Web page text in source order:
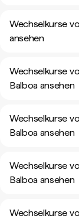
Wechselkurse
ansehen
Wechselkurse
Balboa ansehen
Wechselkurse
Balboa ansehen
Wechselkurse
Balboa ansehen
Wechselkurse